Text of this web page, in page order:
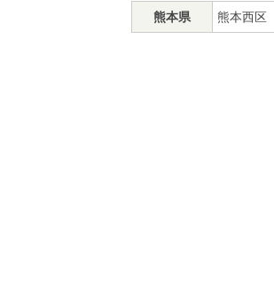
熊本県 熊本西区